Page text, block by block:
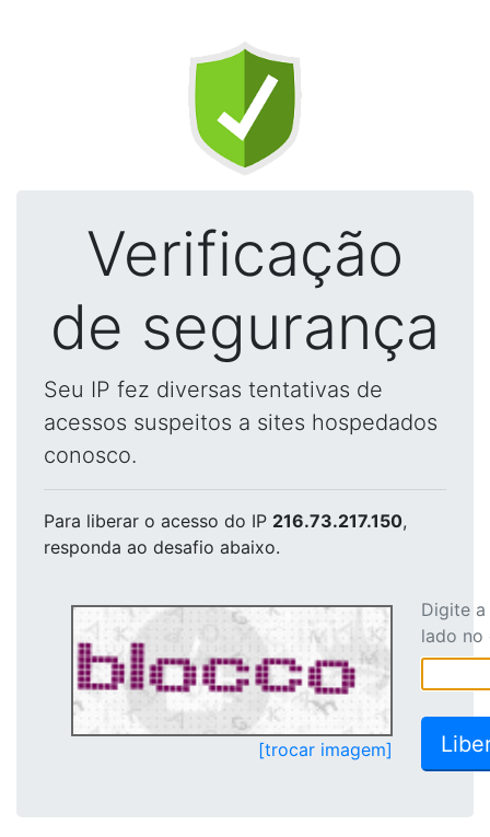
Verificação
de segurança
Seu IP fez diversas tentativas de
acessos suspeitos a sites hospedados
conosco.
Para liberar o acesso do IP 216.73.217.150,
responda ao desafio abaixo.
[trocar imagem]
Digite
lado no